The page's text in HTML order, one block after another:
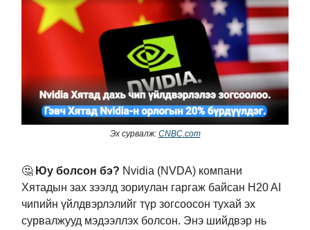
Эх сурвалж: CNBC.com
🤔 Юу болсон бэ? Nvidia (NVDA) компани
Хятадын зах зээлд зориулан гаргаж байсан H20 AI
чипийн үйлдвэрлэлийг түр зогсоосон тухай эх
сурвалжууд мэдээллэх болсон. Энэ шийдвэр нь